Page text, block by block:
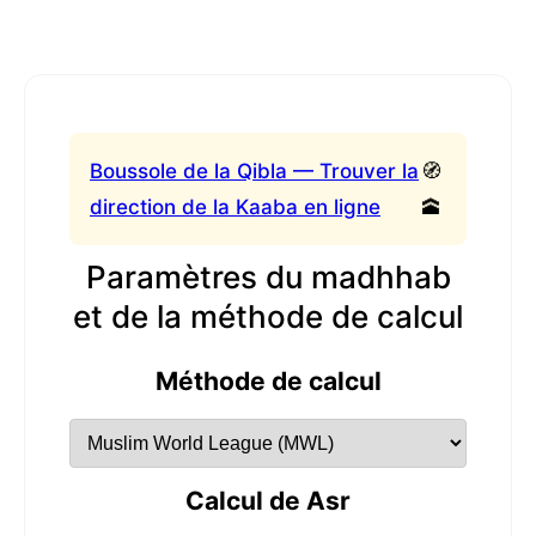
Boussole de la Qibla — Trouver la
direction de la Kaaba en ligne
🧭
🕋
Paramètres du madhhab
et de la méthode de calcul
Méthode de calcul
Calcul de Asr